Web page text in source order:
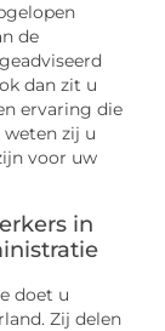
de
dan zit u
ervaring die
weten zij u
voor uw
in
doet u
Zij delen